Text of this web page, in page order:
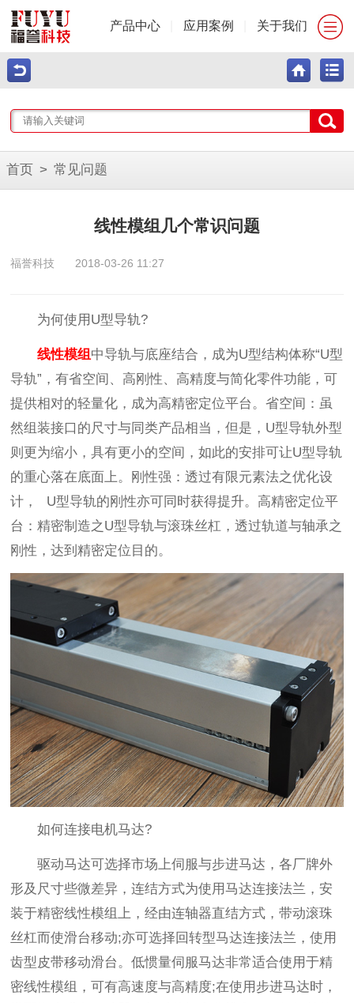
产品中心 应用案例 关于我们
首页 > 常见问题
线性模组几个常识问题
福誉科技 2018-03-26 11:27
为何使用U型导轨?
线性模组 中导轨与底座结合，成为U型结构体称“U型
导轨”，有省空间、高刚性、高精度与简化零件功能，可
提供相对的轻量化，成为高精密定位平台。省空间：虽
然组装接口的尺寸与同类产品相当，但是，U型导轨外型
则更为缩小，具有更小的空间，如此的安排可让U型导轨
的重心落在底面上。刚性强：透过有限元素法之优化设
计， U型导轨的刚性亦可同时获得提升。高精密定位平
台：精密制造之U型导轨与滚珠丝杠，透过轨道与轴承之
刚性，达到精密定位目的。
如何连接电机马达?
驱动马达可选择市场上伺服与步进马达，各厂牌外
形及尺寸些微差异，连结方式为使用马达连接法兰，安
装于精密线性模组上，经由连轴器直结方式，带动滚珠
丝杠而使滑台移动;亦可选择回转型马达连接法兰，使用
齿型皮带移动滑台。低惯量伺服马达非常适合使用于精
密线性模组，可有高速度与高精度;在使用步进马达时，